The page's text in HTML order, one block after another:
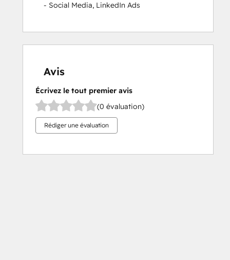
- Social Media, LinkedIn Ads
Avis
Écrivez le tout premier avis
(0 évaluation)
Rédiger une évaluation